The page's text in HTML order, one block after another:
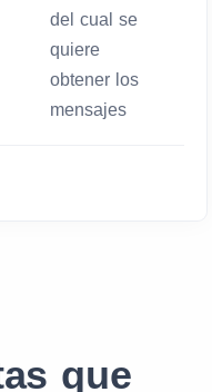
del cual se
quiere
obtener los
mensajes
que